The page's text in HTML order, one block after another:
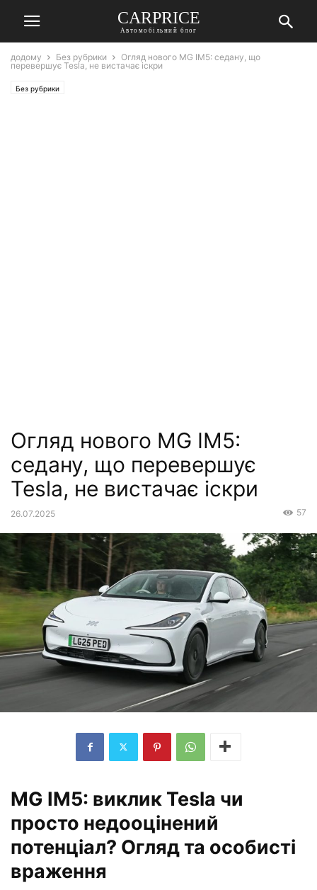
СARPRICE
Автомобільний блог
додому Без рубрики
Огляд нового MG IM5: седану, що
перевершує Tesla, не вистачає іскри
Без рубрики
Огляд нового MG IM5:
седану, що перевершує
Tesla, не вистачає іскри
26.07.2025 57
MG IM5: виклик Tesla чи
просто недооцінений
потенціал? Огляд та особисті
враження